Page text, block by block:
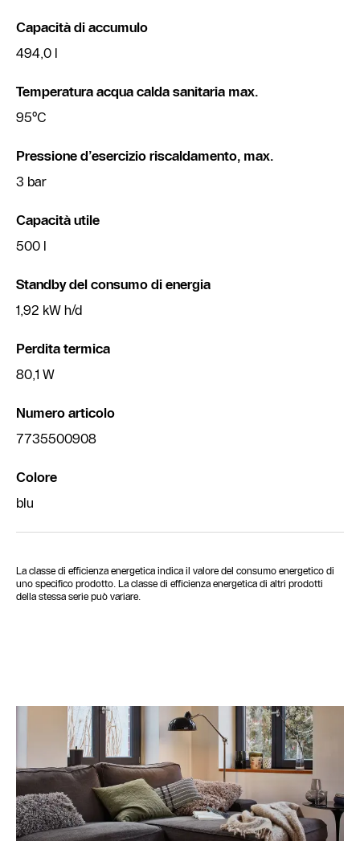
Capacità di accumulo
494,0 l
Temperatura acqua calda sanitaria max.
95°C
Pressione d’esercizio riscaldamento, max.
3 bar
Capacità utile
500 l
Standby del consumo di energia
1,92 kW h/d
Perdita termica
80,1 W
Numero articolo
7735500908
Colore
blu
La classe di efficienza energetica indica il valore del consumo energetico di
uno specifico prodotto. La classe di efficienza energetica di altri prodotti
della stessa serie può variare.